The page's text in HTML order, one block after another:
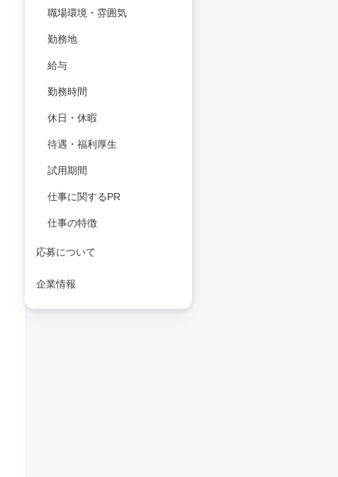
職場環境・雰囲気
勤務地
給与
勤務時間
休日・休暇
待遇・福利厚生
試用期間
仕事に関するPR
仕事の特徴
応募について
企業情報